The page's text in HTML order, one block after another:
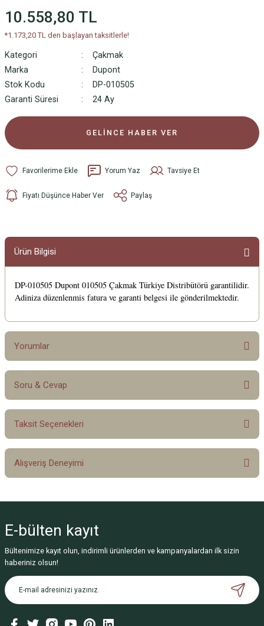
10.558,80 TL
*1.173,20 TL den başlayan taksitlerle!
Kategori
Çakmak
Marka
Dupont
Stok Kodu
DP-010505
Garanti Süresi
24 Ay
GELİNCE HABER VER
Yorum Yaz Tavsiye Et
Fiyatı Düşünce Haber Ver Paylaş
Ürün Bilgisi
DP-010505 Dupont 010505 Çakmak Türkiye Distribütörü garantilidir.
Adiniza düzenlenmis fatura ve garanti belgesi ile gönderilmektedir.
Yorumlar
Bu ürüne ilk yorumu siz yapın!
Soru & Cevap
Ürün hakkında henüz soru sorulmamış.
Taksit Seçenekleri
Alışveriş Deneyimi
Deneyimini Paylaş
E-bülten kayıt
Bültenimize kayıt olun, indirimli ürünlerden ve kampanyalardan ilk sizin
haberiniz olsun!